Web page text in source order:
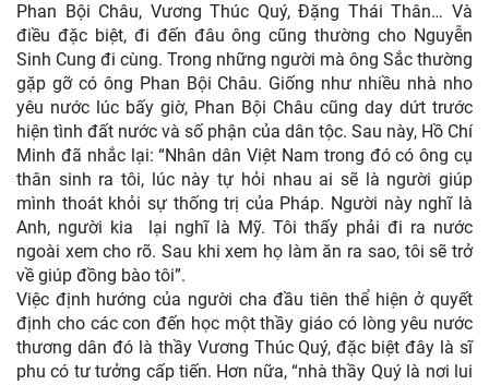
Phan Bội Châu, Vương Thúc Quý, Đặng Thái Thân… Và
điều đặc biệt, đi đến đâu ông cũng thường cho Nguyễn
Sinh Cung đi cùng. Trong những người mà ông Sắc thường
gặp gỡ có ông Phan Bội Châu. Giống như nhiều nhà nho
yêu nước lúc bấy giờ, Phan Bội Châu cũng day dứt trước
hiện tình đất nước và số phận của dân tộc. Sau này, Hồ Chí
Minh đã nhắc lại: “Nhân dân Việt Nam trong đó có ông cụ
thân sinh ra tôi, lúc này tự hỏi nhau ai sẽ là người giúp
mình thoát khỏi sự thống trị của Pháp. Người này nghĩ là
Anh, người kia lại nghĩ là Mỹ. Tôi thấy phải đi ra nước
ngoài xem cho rõ. Sau khi xem họ làm ăn ra sao, tôi sẽ trở
về giúp đồng bào tôi”.
Việc định hướng của người cha đầu tiên thể hiện ở quyết
định cho các con đến học một thầy giáo có lòng yêu nước
thương dân đó là thầy Vương Thúc Quý, đặc biệt đây là sĩ
phu có tư tưởng cấp tiến. Hơn nữa, “nhà thầy Quý là nơi lui